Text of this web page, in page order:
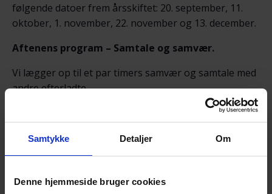
Samtykke Detaljer Om
Denne hjemmeside bruger cookies
følgende datoer frem årsskiftet: 20. september, 11.
oktober, 1. november, 22. november og 13. december.
Aftenens program – Samtale og samvær.
Vi lægger op til et par timers samvær og samtale med
andre efterladte.
Her er det OK at tale om sorgen, savnet og de svære
Det der tales om, er i fortrolighed mellem deltagerne.